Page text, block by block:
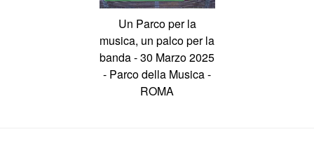
Un Parco per la
musica, un palco per la
banda - 30 Marzo 2025
- Parco della Musica -
ROMA